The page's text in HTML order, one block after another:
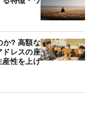
か? 高額な
レスの座
産性を上げ